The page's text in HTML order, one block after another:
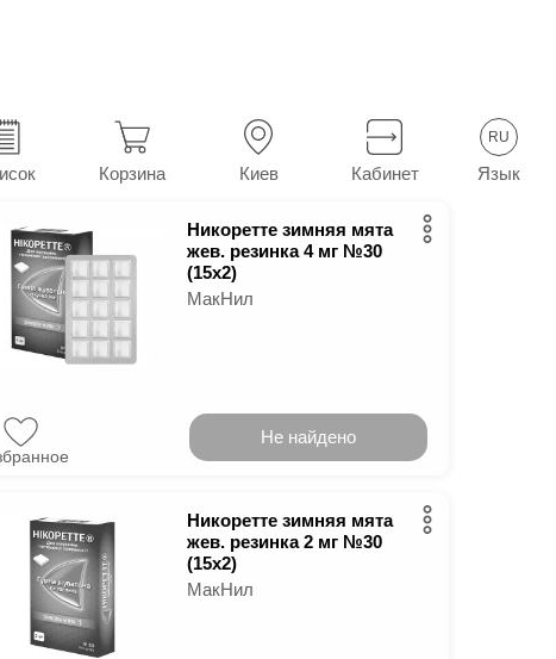
Корзина Киев Кабинет
RU
Язык
От никотиновой зависимости в г.Киев
Никоретте зимняя мята
жев. резинка 4 мг №30
(15х2)
МакНил
Не найдено
Никоретте зимняя мята
жев. резинка 2 мг №30
(15х2)
МакНил